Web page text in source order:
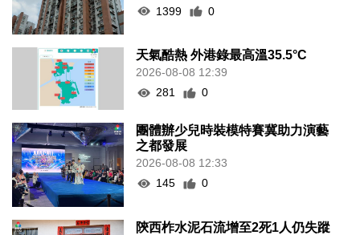
1399
0
天氣酷熱 外港錄最高溫35.5°C
2026-08-08 12:39
281
0
團體辦少兒時裝模特賽冀助力演藝
之都發展
2026-08-08 12:33
145
0
陝西柞水泥石流增至2死1人仍失蹤